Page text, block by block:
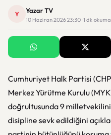
Y Yazar TV
10 Haziran 2026 23:30 · 1 dk okuma
Cumhuriyet Halk Partisi
Merkez Yürütme Kurulu
doğrultusunda 9
disipline sevk edildiğini